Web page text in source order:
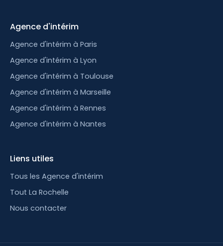
Agence d'intérim
Agence d'intérim à Paris
Agence d'intérim à Lyon
Agence d'intérim à Toulouse
Agence d'intérim à Marseille
Agence d'intérim à Rennes
Agence d'intérim à Nantes
Liens utiles
Tous les Agence d'intérim
Tout La Rochelle
Nous contacter